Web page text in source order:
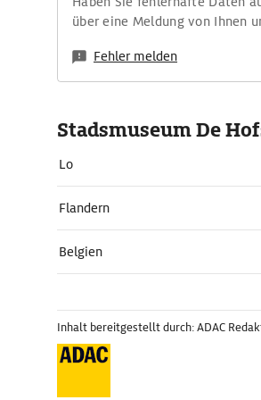
über eine Meldung von Ihnen
Fehler melden
Stadsmuseum De
Lo
Flandern
Belgien
Inhalt bereitgestellt durch: ADAC